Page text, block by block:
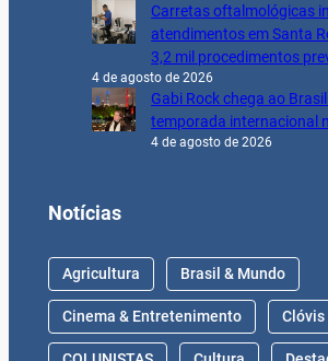
Carretas oftalmológicas
atendimentos em Santa
3,2 mil procedimentos
4 de agosto de 2026
Gabi Rock chega ao
temporada internacional
4 de agosto de 2026
Notícias
Agricultura Brasil & Mundo
Cinema & Entretenimento